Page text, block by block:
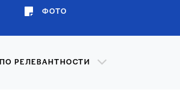
ФОТО
ПО РЕЛЕВАНТНОСТИ